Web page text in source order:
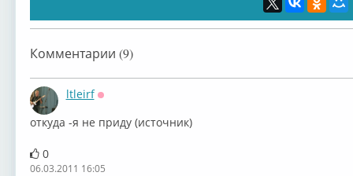
Комментарии (9)
ltleirf
откуда -я не приду (источник)
0
06.03.2011 16:05